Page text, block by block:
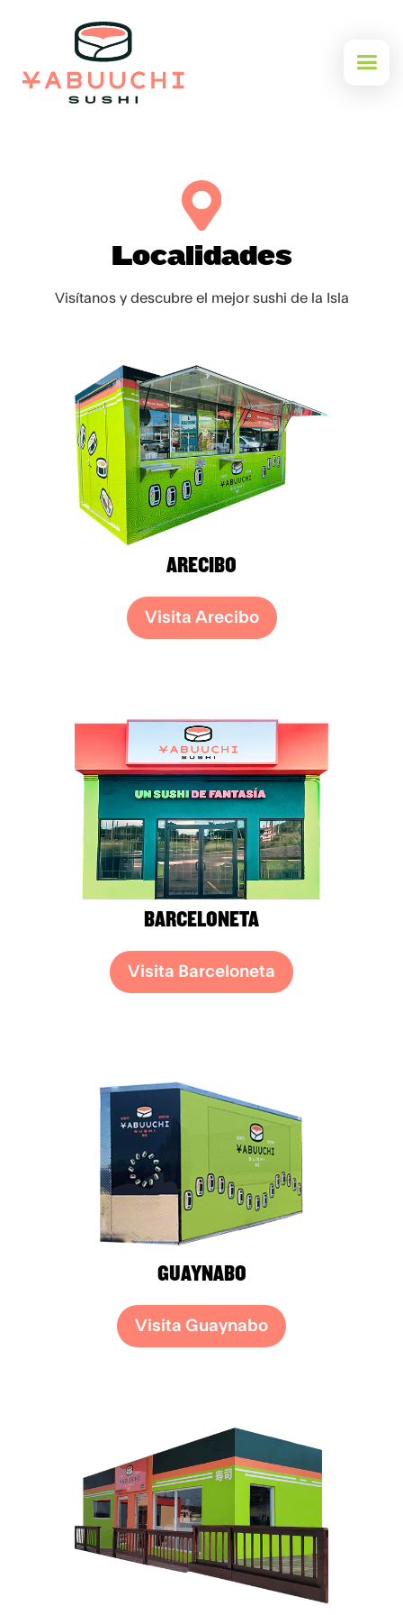
Localidades
Visítanos y descubre el mejor sushi de la Isla
ARECIBO
Visita Arecibo
BARCELONETA
Visita Barceloneta
GUAYNABO
Visita Guaynabo